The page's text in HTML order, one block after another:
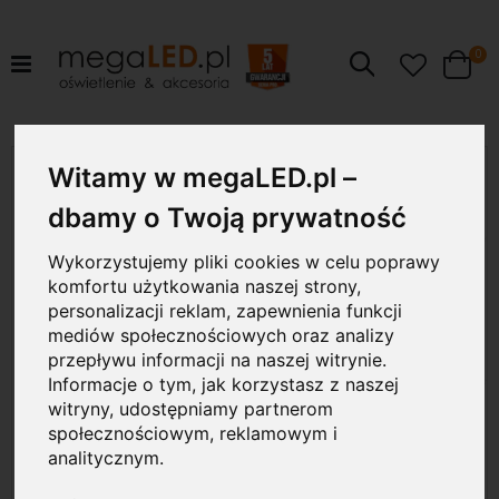
Witamy w megaLED.pl –
dbamy o Twoją prywatność
Wykorzystujemy pliki cookies w celu poprawy
komfortu użytkowania naszej strony,
personalizacji reklam, zapewnienia funkcji
mediów społecznościowych oraz analizy
przepływu informacji na naszej witrynie.
Informacje o tym, jak korzystasz z naszej
witryny, udostępniamy partnerom
społecznościowym, reklamowym i
analitycznym.
Szukaj Cart
0
koniec
galerii
10W